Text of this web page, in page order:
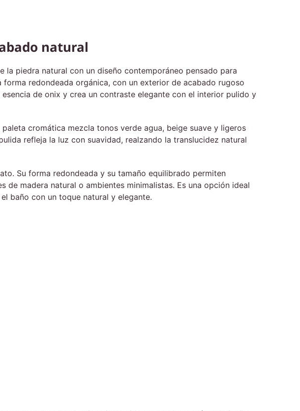
natural
la piedra natural con un diseño contemporáneo pensado para
redondeada orgánica, con un exterior de acabado rugoso
de onix y crea un contraste elegante con el interior pulido y
cromática mezcla tonos verde agua, beige suave y ligeros
refleja la luz con suavidad, realzando la translucidez natural
Su forma redondeada y su tamaño equilibrado permiten
madera natural o ambientes minimalistas. Es una opción ideal
baño con un toque natural y elegante.